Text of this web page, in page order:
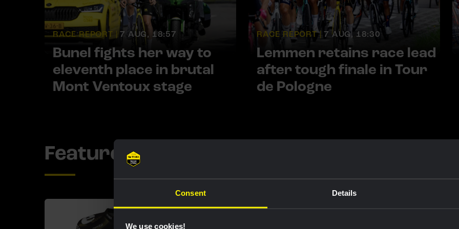
Consent Details
We use cookies!
RACE REPORT | 7 AUG, 18:57
Bunel fights her way to
eleventh place in brutal
Mont Ventoux stage
RACE REPORT | 7 AUG, 18:30
Lemmen retains race lead
after tough finale in Tour
de Pologne
Featured products